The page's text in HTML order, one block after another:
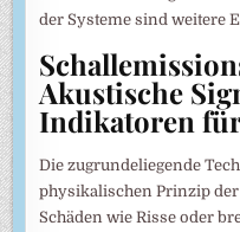
der Systeme sind weitere
Akustische
Indikatoren
Die zugrundeliegende
physikalischen Prinzip
Schäden wie Risse oder